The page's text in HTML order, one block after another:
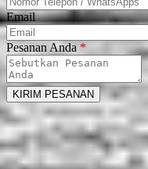
Email
Pesanan Anda *